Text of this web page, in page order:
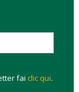
se si
però l’anno
fai clic qui.